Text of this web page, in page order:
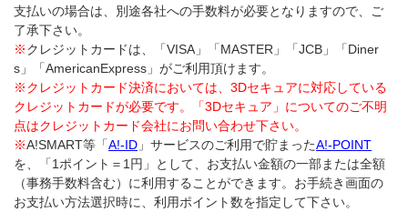
支払いの場合は、別途各社への手数料が必要となりますので、ご
了承下さい。
※クレジットカードは、「VISA」「MASTER」「JCB」「Diner
s」「AmericanExpress」がご利用頂けます。
※クレジットカード決済においては、3Dセキュアに対応している
クレジットカードが必要です。「3Dセキュア」についてのご不明
点はクレジットカード会社にお問い合わせ下さい。
※A!SMART等「A!-ID 」サービスのご利用で貯まったA!-POINT
を、「1ポイント＝1円」として、お支払い金額の一部または全額
（事務手数料含む）に利用することができます。お手続き画面の
お支払い方法選択時に、利用ポイント数を指定して下さい。